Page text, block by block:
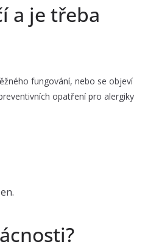
a je třeba
fungování, nebo se objeví
opatření pro alergiky